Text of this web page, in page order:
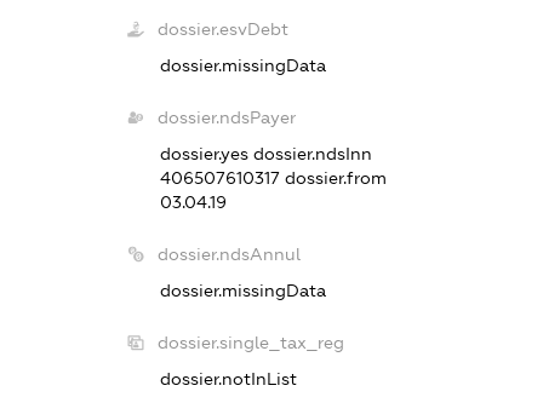
dossier.esvDebt
dossier.missingData
dossier.ndsPayer
dossier.yes dossier.ndsInn
406507610317 dossier.from
03.04.19
dossier.ndsAnnul
dossier.missingData
dossier.single_tax_reg
dossier.notInList